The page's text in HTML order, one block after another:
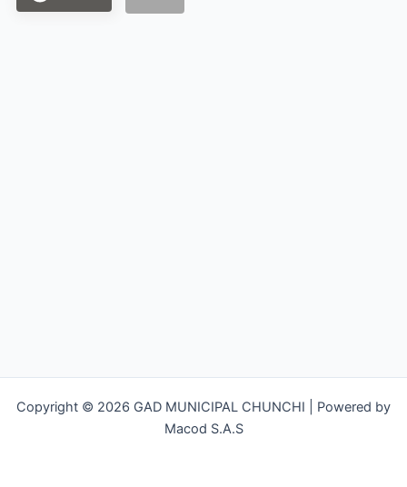
Copyright © 2026 GAD MUNICIPAL CHUNCHI | Powered by
Macod S.A.S